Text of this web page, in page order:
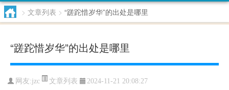
> 文章列表 > “蹉跎惜岁华”的出处是哪里
“蹉跎惜岁华”的出处是哪里
网友:jzc 文章列表 2024-11-21 20:08:27